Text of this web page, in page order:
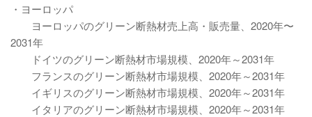
・ヨーロッパ
ヨーロッパのグリーン断熱材売上高・販売量、2020年〜
2031年
ドイツのグリーン断熱材市場規模、2020年～2031年
フランスのグリーン断熱材市場規模、2020年～2031年
イギリスのグリーン断熱材市場規模、2020年～2031年
イタリアのグリーン断熱材市場規模、2020年～2031年